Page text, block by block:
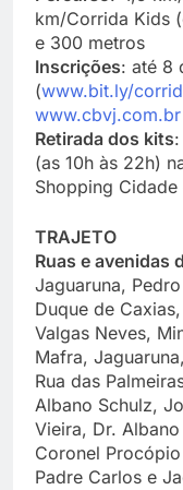
km/Corrida Kids
e 300 metros
Inscrições: até 8
(www.bit.ly/
www.cbvj.com.br
Retirada dos kits
(as 10h às 22h)
Shopping Cidade
TRAJETO
Ruas e avenidas
Jaguaruna,
Duque de
Valgas Neves,
Mafra,
Rua das
Albano Schulz,
Vieira, Dr.
Coronel
Padre Carlos e